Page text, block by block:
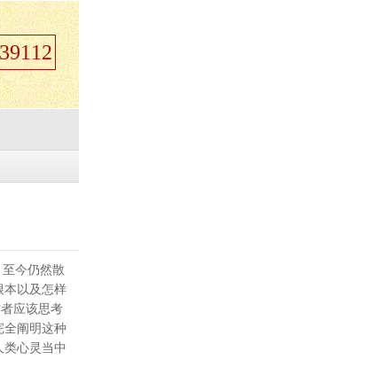
今仍然散
本以及怎样
应该思考
全阐明这种
心灵当中